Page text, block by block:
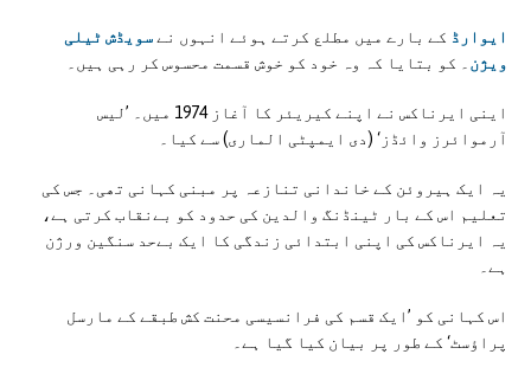
ایوارڈ کے بارے میں مطلع کرتے ہوئے انہوں نے سویڈش ٹیلی
ویژن ۔ کو بتایا کہ وہ خود کو خوش قسمت محسوس کر رہی ہیں۔
اینی ایرناکس نے اپنے کیریئر کا آغاز 1974 میں۔ ’لیس
آرموائرز وائڈز‘ (دی ایمپٹی الماری) سے کیا۔
یہ ایک ہیروئن کے خاندانی تنازعہ پر مبنی کہانی تھی۔ جس کی
تعلیم اس کے بار ٹینڈنگ والدین کی حدود کو بےنقاب کرتی ہے،
یہ ایرناکس کی اپنی ابتدائی زندگی کا ایک بےحد سنگین ورژن
ہے۔
اس کہانی کو ’ایک قسم کی فرانسیسی محنت کش طبقے کے مارسل
پراؤسٹ‘ کے طور پر بیان کیا گیا ہے۔